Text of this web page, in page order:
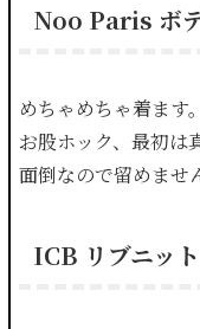
Noo Paris ボ
めちゃめちゃ着ます
お股ホック、最初は
面倒なので留めませ
ICB リブニット